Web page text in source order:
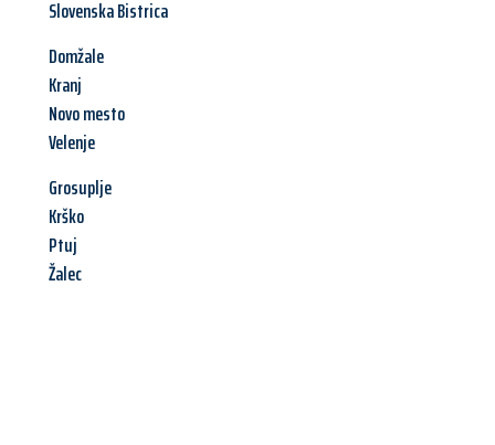
Slovenska Bistrica
Domžale
Kranj
Novo mesto
Velenje
Grosuplje
Krško
Ptuj
Žalec